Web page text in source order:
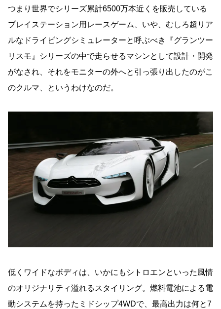
つまり世界でシリーズ累計6500万本近くを販売している
プレイステーション用レースゲーム、いや、むしろ超リア
ルなドライビングシミュレーターと呼ぶべき『グランツー
リスモ』シリーズの中で走らせるマシンとして設計・開発
がなされ、それをモニターの外へと引っ張り出したのがこ
のクルマ、というわけなのだ。
低くワイドなボディは、いかにもシトロエンといった風情
のオリジナリティ溢れるスタイリング。燃料電池による電
動システムを持ったミドシップ4WDで、最高出力は何と7